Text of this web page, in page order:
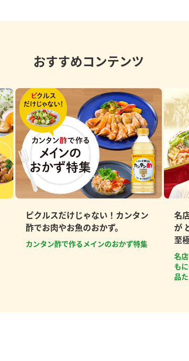
おすすめコンテンツ
ピクルスだけじゃない！カンタン
酢でお肉やお魚のおかず。
カンタン酢で作るメインのおかず特集
名
が
至
名
も
品た